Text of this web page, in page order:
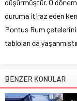
düşürmüştür. O
duruma itiraz eden
Pontus Rum
tabloları da
BENZER KONULAR